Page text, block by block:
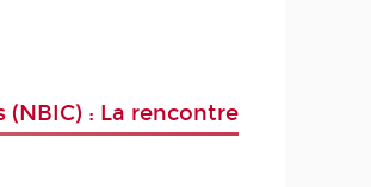
: La rencontre